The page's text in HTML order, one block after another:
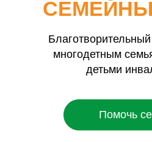
+7 901 522
многодетным
детьми
Помочь